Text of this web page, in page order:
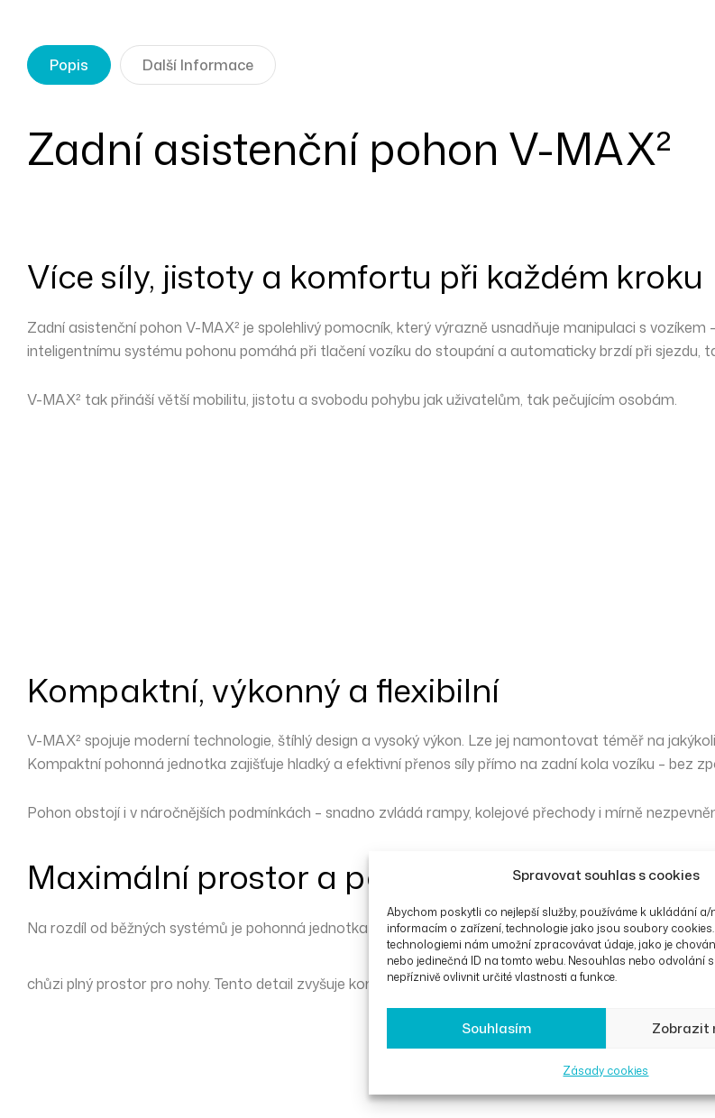
Spravovat souhlas s cookies
Abychom poskytli co nejlepší služby, používáme k ukládání
informacím o zařízení, technologie jako jsou soubory
technologiemi nám umožní zpracovávat údaje, jako je
nebo jedinečná ID na tomto webu. Nesouhlas nebo odvolání
nepříznivě ovlivnit určité vlastnosti a funkce.
Souhlasím Zobrazit
Zásady cookies
Popis Další Informace
Zadní asistenční pohon V-MAX²
Více síly, jistoty a komfortu při každém kroku
Zadní asistenční pohon V-MAX² je spolehlivý pomocník, který výrazně usnadňuje manipulaci s
inteligentnímu systému pohonu pomáhá při tlačení vozíku do stoupánía automaticky brzdí při sjezdu,
V-MAX² tak přináší většímobilitu, jistotu a svobodu pohybu jak uživatelům, tak pečujícím osobám.
Kompaktní, výkonný a flexibilní
V-MAX² spojuje moderní technologie, štíhlý design a vysoký výkon. Lze jej namontovat téměř na
Kompaktní pohonná jednotka zajišťuje hladký a efektivní přenos síly přímo na zadní kola vozíku – bez
Pohon obstojí i v náročnějších podmínkách – snadno zvládá rampy, kolejové přechodyi mírně
Maximální prostor a pohodlí pro doprovod
Na rozdíl od běžných systémů je pohonná jednotka V-MAX² umístěnanízko pod opěrkou zad, takže
chůzi plný prostor pro nohy. Tento detail zvyšuje komfort při tlačení i manipulaci s vozíkem, zejména na